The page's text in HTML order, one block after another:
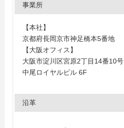
事業所
【本社】
京都府長岡京市神足橋本5番地
【大阪オフィス】
大阪市淀川区宮原2丁目14番10号
中尾ロイヤルビル 6F
沿革